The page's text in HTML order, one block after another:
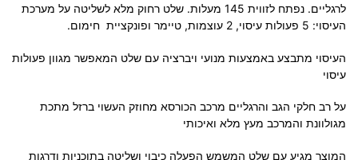
לרגליים. נפתח לזווית 145 מעלות. שלט רחוק מלא לשליטה על מערכת
העיסוי: 5 פעולות עיסוי, 2 עוצמות, טיימר ופונקציית חימום.
העיסוי מתבצע באמצעות מנועי ויברציה עם שלט המאפשר מגוון פעולות
עיסוי
על רב חלקי הגב והרגליים מרכב הכורסא מחוזק העשוי ברזל מתכת
מגולוונת והמרכב מעץ מלא ואיכותי
המוצר מגיע עם שלט המשמש הפעלה כיבוי ושליטה בתוכניות ודרגות